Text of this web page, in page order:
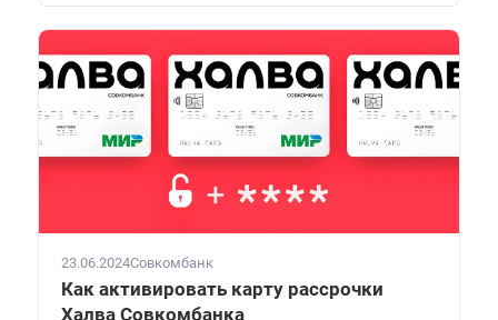
23.06.2024Совкомбанк
Как активировать карту рассрочки
Халва Совкомбанка